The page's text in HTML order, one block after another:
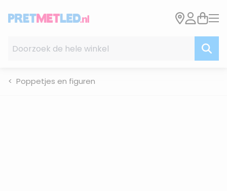
Poppetjes en figuren